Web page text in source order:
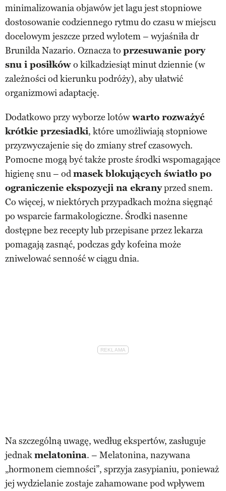
minimalizowania objawów jet lagu jest stopniowe
dostosowanie codziennego rytmu do czasu w miejscu
docelowym jeszcze przed wylotem – wyjaśniła dr
Brunilda Nazario. Oznacza to przesuwanie pory
snu i posiłkówo kilkadziesiąt minut dziennie (w
zależności od kierunku podróży), aby ułatwić
organizmowi adaptację.
Dodatkowo przy wyborze lotówwarto rozważyć
krótkie przesiadki, które umożliwiają stopniowe
przyzwyczajenie się do zmiany stref czasowych.
Pomocne mogą być także proste środki wspomagające
higienę snu – odmasek blokujących światło po
ograniczenie ekspozycji na ekranyprzed snem.
Co więcej, w niektórych przypadkach można sięgnąć
po wsparcie farmakologiczne. Środki nasenne
dostępne bez recepty lub przepisane przez lekarza
pomagają zasnąć, podczas gdy kofeina może
zniwelować senność w ciągu dnia.
Na szczególną uwagę, według ekspertów, zasługuje
jednakmelatonina. – Melatonina, nazywana
„hormonem ciemności”, sprzyja zasypianiu, ponieważ
jej wydzielanie zostaje zahamowane pod wpływem